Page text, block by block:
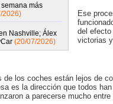
más
2026)
Nashville; Álex
(20/07/2026)
Ese
del efecto
victorias
de los coches están lejos de
es la dirección que todos
a parecerse mucho entre